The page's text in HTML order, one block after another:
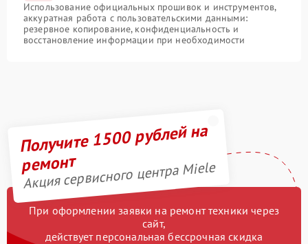
Использование официальных прошивок и инструментов,
аккуратная работа с пользовательскими данными:
резервное копирование, конфиденциальность и
восстановление информации при необходимости
Получите 1500 рублей на
ремонт
Акция сервисного центра Miele
При оформлении заявки на ремонт техники через
сайт,
действует персональная бессрочная скидка